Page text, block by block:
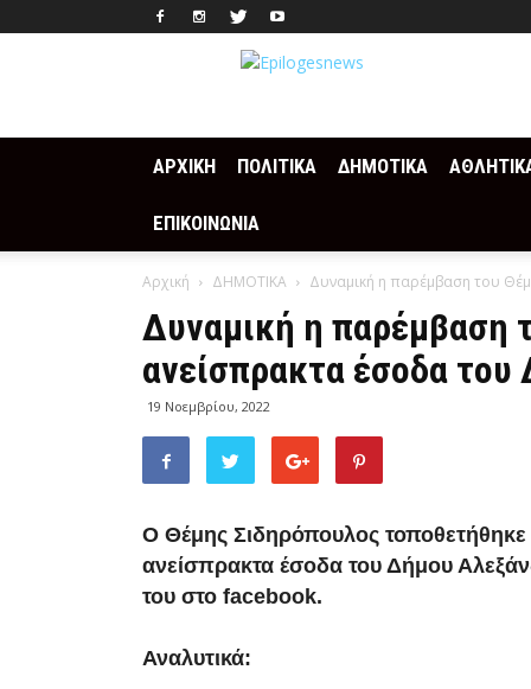
Epilogesnews
ΑΡΧΙΚΗ ΠΟΛΙΤΙΚΑ ΔΗΜΟΤΙΚΑ
ΕΠΙΚΟΙΝΩΝΙΑ
Αρχική ΔΗΜΟΤΙΚΑ Δυναμική η παρέμβαση του
Δυναμική η παρέμβαση
ανείσπρακτα έσοδα του
19 Νοεμβρίου, 2022
Ο Θέμης Σιδηρόπουλος τοποθετήθηκε
ανείσπρακτα έσοδα του Δήμου
του στο facebook.
Αναλυτικά: